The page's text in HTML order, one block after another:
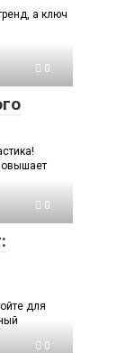
а ключ
0
0
для
0